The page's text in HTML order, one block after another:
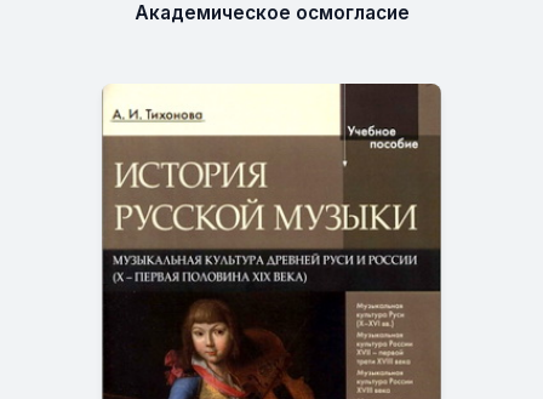
Академическое осмогласие